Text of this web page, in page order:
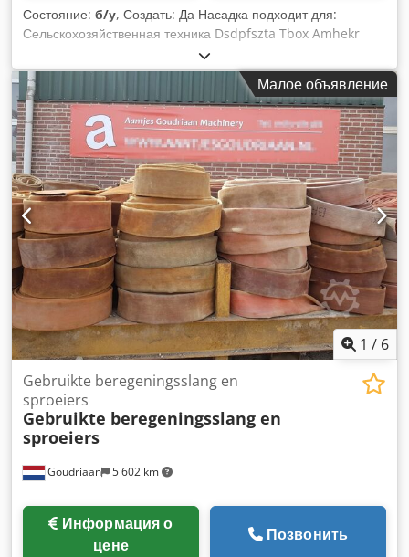
Состояние: б/у, Создать: Да Насадка подходит для:
Сельскохозяйственная техника Dsdpfszta Tbox Amhekr
Малое объявление
1 / 6
Goudriaan 5 602 km
Gebruikte beregeningsslang en
sproeiers
Gebruikte beregeningsslang en
sproeiers
цене
Позвонить